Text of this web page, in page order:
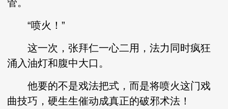
管。
“喷火！”
这一次，张拜仁一心二用，法力同时疯狂
涌入油灯和腹中大口。
他要的不是戏法把式，而是将喷火这门戏
曲技巧，硬生生催动成真正的破邪术法！